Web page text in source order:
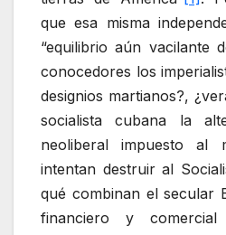
que esa misma
“equilibrio aún vacilante
conocedores los
designios martianos?,
socialista cubana la
neoliberal impuesto al
intentan destruir al
qué combinan el secular
financiero y